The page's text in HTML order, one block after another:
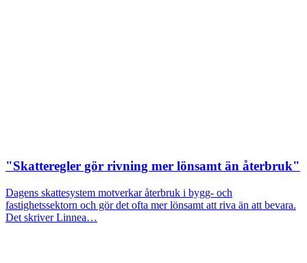
"Skatteregler gör rivning mer lönsamt än återbruk"
Dagens skattesystem motverkar återbruk i bygg- och
fastighetssektorn och gör det ofta mer lönsamt att riva än att bevara.
Det skriver Linnea…